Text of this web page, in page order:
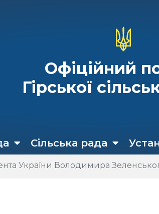
Офіційний
Гірської
Сільська рада
України Володимира